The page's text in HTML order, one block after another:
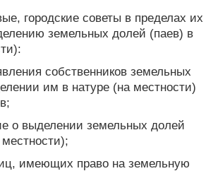
городские советы в пределах их
земельных долей (паев) в
собственников земельных
им в натуре (на местности)
о выделении земельных долей
имеющих право на земельную